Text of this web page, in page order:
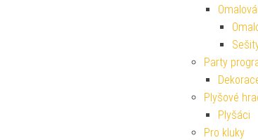
Party
Plyšové
Plyšáci
Pro kluky